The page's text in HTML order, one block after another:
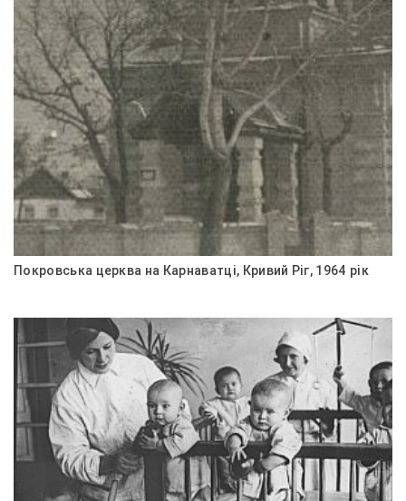
Покровська церква на Карнаватці, Кривий Ріг, 1964 рік